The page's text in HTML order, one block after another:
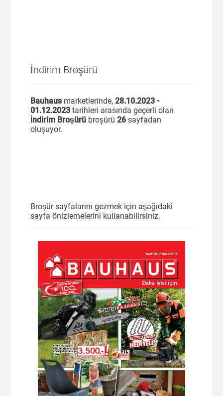
İndirim Broşürü
Bauhausmarketlerinde,28.10.2023 -
01.12.2023 tarihleri arasında geçerli olan
İndirim Broşürü broşürü26 sayfadan
oluşuyor.
Broşür sayfalarını gezmek için aşağıdaki
sayfa önizlemelerini kullanabilirsiniz.